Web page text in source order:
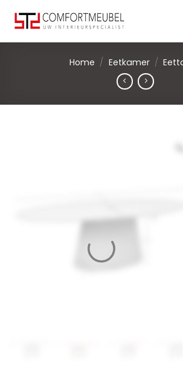
content
Home / Eetkamer /